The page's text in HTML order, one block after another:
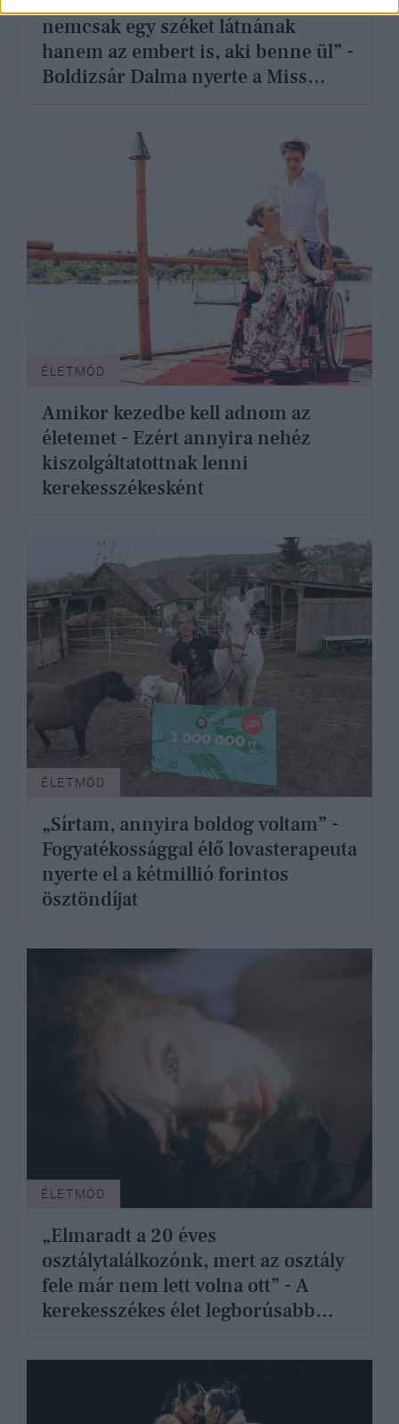
nemcsak egy széket látnának
hanem az embert is, aki benne ül” -
Boldizsár Dalma nyerte a Miss
Kerekesszékes Szépségversenyt
ÉLETMÓD
Amikor kezedbe kell adnom az
életemet - Ezért annyira nehéz
kiszolgáltatottnak lenni
kerekesszékesként
ÉLETMÓD
„Sírtam, annyira boldog voltam” -
Fogyatékossággal élő lovasterapeuta
nyerte el a kétmillió forintos
ösztöndíjat
ÉLETMÓD
„Elmaradt a 20 éves
osztálytalálkozónk, mert az osztály
fele már nem lett volna ott” - A
kerekesszékes élet legborúsabb